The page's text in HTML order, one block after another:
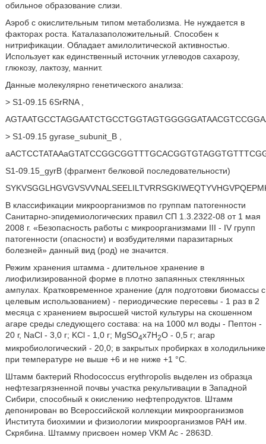
обильное образование слизи.
Аэроб с окислительным типом метаболизма. Не нуждается в
факторах роста. Каталазаположительный. Способен к
нитрификации. Обладает амилолитической активностью.
Использует как единственный источник углеводов сахарозу,
глюкозу, лактозу, маннит.
Данные молекулярно генетического анализа:
> S1-09.15 6SrRNA ,
> S1-09.15 gyrase_subunit_B ,
S1-09.15_gyrB (фрагмент белковой последовательности)
В классификации микроорганизмов по группам патогенности
Санитарно-эпидемиологических правил СП 1.3.2322-08 от 1 мая
2008 г. «Безопасность работы с микроорганизмами III - IV групп
патогенности (опасности) и возбудителями паразитарных
болезней» данный вид (род) не значится.
Режим хранения штамма - длительное хранение в
лиофилизированной форме в плотно запаянных стеклянных
ампулах. Кратковременное хранение (для подготовки биомассы с
целевым использованием) - периодические пересевы - 1 раз в 2
месяца с хранением выросшей чистой культуры на скошенном
агаре среды следующего состава: на на 1000 мл воды - Пептон -
20 г, NaCl - 3,0 г; KCl - 1,0 г; MgSO4х7H2O - 0,5 г; агар
микробиологический - 20,0; в закрытых пробирках в холодильнике
при температуре не выше +6 и не ниже +1 °С.
Штамм бактерий Rhodococcus erythropolis выделен из образца
нефтезагрязненной почвы участка рекультивации в Западной
Сибири, способный к окислению нефтепродуктов. Штамм
депонирован во Всероссийской коллекции микроорганизмов
Института биохимии и физиологии микроорганизмов РАН им.
Скрябина. Штамму присвоен номер VKM Ac - 2863D.